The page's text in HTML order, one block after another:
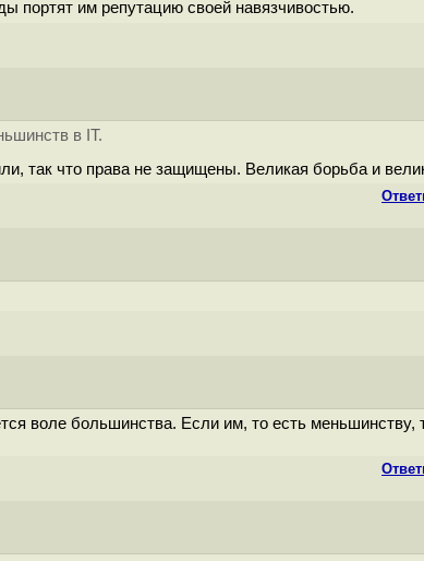
портят им репутацию своей навязчивостью.
в IT.
так что права не защищены. Великая борьба и
воле большинства. Если им, то есть